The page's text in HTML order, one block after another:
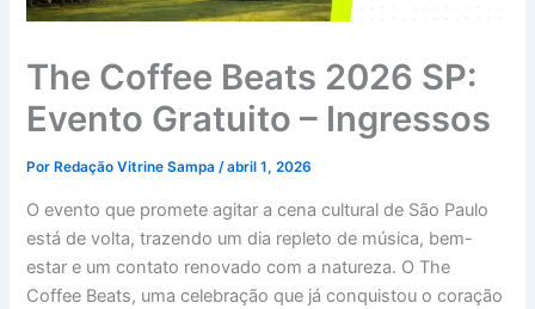
The Coffee Beats 2026 SP:
Evento Gratuito – Ingressos
Por Redação Vitrine Sampa/abril 1, 2026
O evento que promete agitar a cena cultural de São Paulo
está de volta, trazendo um dia repleto de música, bem-
estar e um contato renovado com a natureza. O The
Coffee Beats, uma celebração que já conquistou o coração